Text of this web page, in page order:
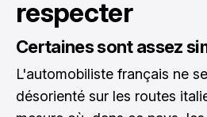
respecter
Certaines sont assez
L'automobiliste français ne
désorienté sur les routes